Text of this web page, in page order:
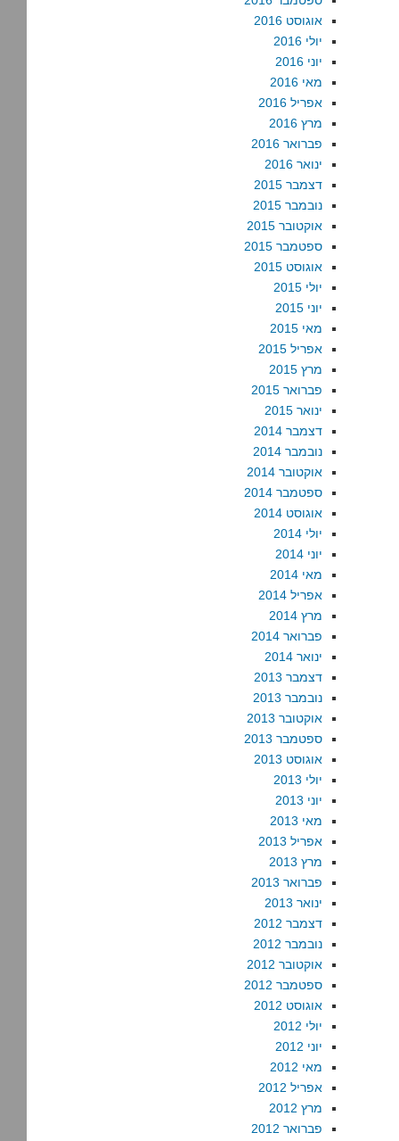
אוגוסט 2016
יולי 2016
יוני 2016
מאי 2016
אפריל 2016
מרץ 2016
פברואר 2016
ינואר 2016
דצמבר 2015
נובמבר 2015
אוקטובר 2015
ספטמבר 2015
אוגוסט 2015
יולי 2015
יוני 2015
מאי 2015
אפריל 2015
מרץ 2015
פברואר 2015
ינואר 2015
דצמבר 2014
נובמבר 2014
אוקטובר 2014
ספטמבר 2014
אוגוסט 2014
יולי 2014
יוני 2014
מאי 2014
אפריל 2014
מרץ 2014
פברואר 2014
ינואר 2014
דצמבר 2013
נובמבר 2013
אוקטובר 2013
ספטמבר 2013
אוגוסט 2013
יולי 2013
יוני 2013
מאי 2013
אפריל 2013
מרץ 2013
פברואר 2013
ינואר 2013
דצמבר 2012
נובמבר 2012
אוקטובר 2012
ספטמבר 2012
אוגוסט 2012
יולי 2012
יוני 2012
מאי 2012
אפריל 2012
מרץ 2012
פברואר 2012